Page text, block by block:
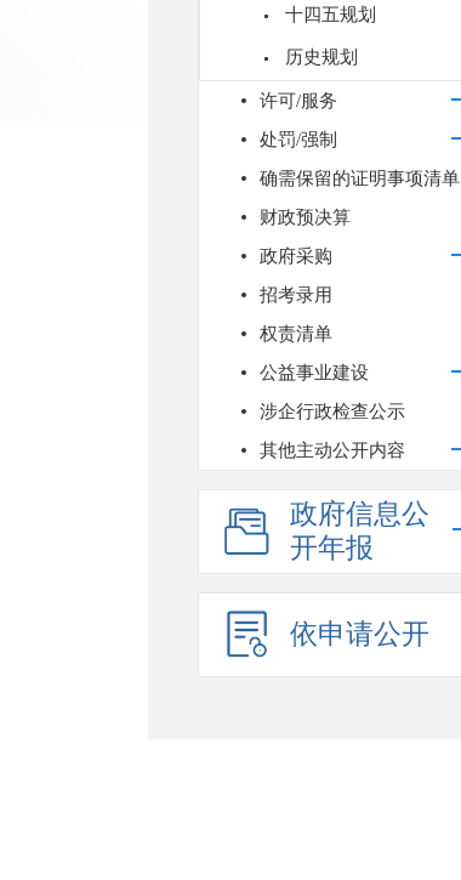
十四五规划
历史规划
许可/服务
处罚/强制
确需保留的证明事项清单
财政预决算
政府采购
招考录用
权责清单
公益事业建设
涉企行政检查公示
其他主动公开内容
政府信息公
开年报
依申请公开